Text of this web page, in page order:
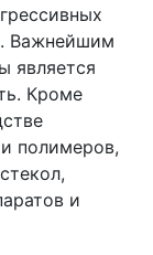
Важнейшим
является
Кроме
полимеров,
и